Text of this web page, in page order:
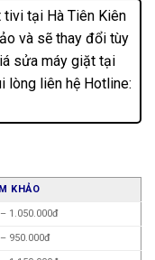
– 2.550.000đ
– 2.200.000đ
– 1.700.000đ
– 1.800.000đ
1.000.000đ
850.000đ
tại Hà Tiên Kiên
và sẽ thay đổi tùy
sửa máy giặt tại
lòng liên hệ Hotline:
KHẢO
1.050.000đ
950.000đ